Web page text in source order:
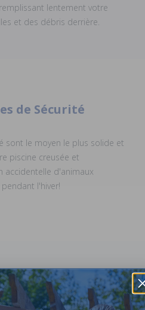
lentement votre
et des débris derrière.
de Sécurité
sont le moyen le plus solide et
piscine creusée et
accidentelle d'animaux
l'hiver!
Feuilles
débris hors de votre piscine